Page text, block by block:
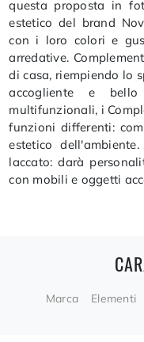
questa proposta in
estetico del brand
con i loro colori e
arredative.
di casa, riempiendo lo
accogliente e
multifunzionali, i
funzioni differenti:
estetico
laccato: darà
con mobili e oggetti
Marca Elementi